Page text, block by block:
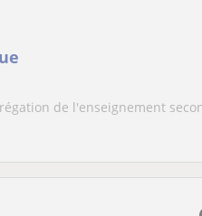
de l'enseignement